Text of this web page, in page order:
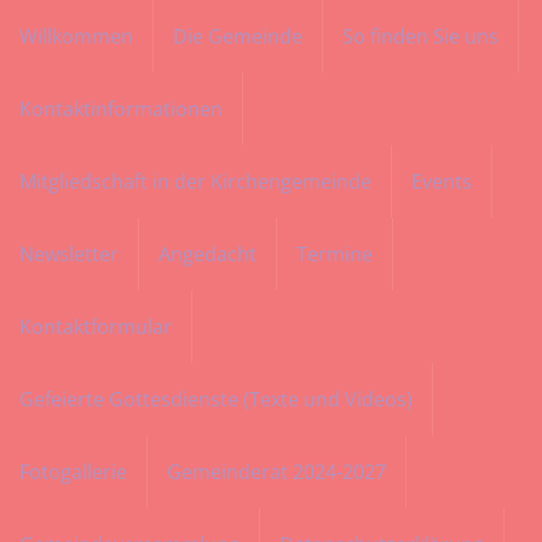
Menü
Willkommen Die Gemeinde So finden Sie uns
Kontaktinformationen
Mitgliedschaft in der Kirchengemeinde Events
Newsletter Angedacht Termine
Kontaktformular
Gefeierte Gottesdienste (Texte und Videos)
Fotogallerie Gemeinderat 2024-2027